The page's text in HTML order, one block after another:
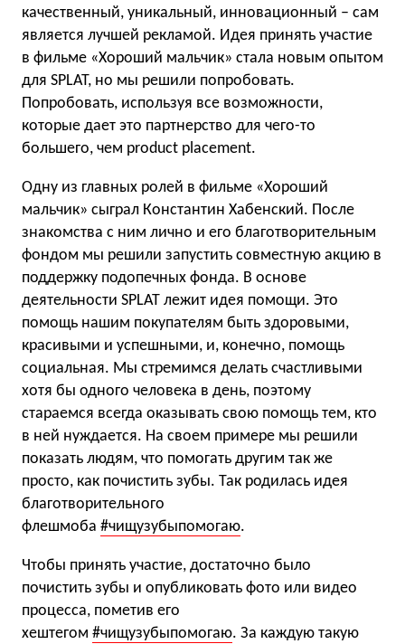
качественный, уникальный, инновационный – сам
является лучшей рекламой. Идея принять участие
в фильме «Хороший мальчик» стала новым опытом
для SPLAT, но мы решили попробовать.
Попробовать, используя все возможности,
которые дает это партнерство для чего-то
большего, чем product placement.
Одну из главных ролей в фильме «Хороший
мальчик» сыграл Константин Хабенский. После
знакомства с ним лично и его благотворительным
фондом мы решили запустить совместную акцию в
поддержку подопечных фонда. В основе
деятельности SPLAT лежит идея помощи. Это
помощь нашим покупателям быть здоровыми,
красивыми и успешными, и, конечно, помощь
социальная. Мы стремимся делать счастливыми
хотя бы одного человека в день, поэтому
стараемся всегда оказывать свою помощь тем, кто
в ней нуждается. На своем примере мы решили
показать людям, что помогать другим так же
просто, как почистить зубы. Так родилась идея
благотворительного
флешмоба #чищузубыпомогаю.
Чтобы принять участие, достаточно было
почистить зубы и опубликовать фото или видео
процесса, пометив его
хештегом #чищузубыпомогаю. За каждую такую